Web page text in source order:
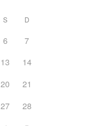
S D
6
7
13
14
20
21
27
28